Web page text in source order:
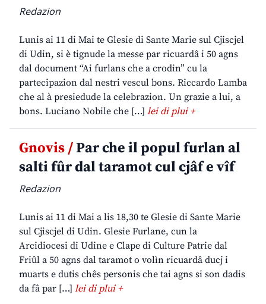
Redazion
Lunis ai 11 di Mai te Glesie di Sante Marie sul Cjiscjel
di Udin, si è tignude la messe par ricuardâ i 50 agns
dal document “Ai furlans che a crodin” cu la
partecipazion dal nestri vescul bons. Riccardo Lamba
che al à presiedude la celebrazion. Un grazie a lui, a
bons. Luciano Nobile che […] lei di plui +
Gnovis /Par che il popul furlan al
salti fûr dal taramot cul cjâf e vîf
Redazion
Lunis ai 11 di Mai a lis 18,30 te Glesie di Sante Marie
sul Cjiscjel di Udin. Glesie Furlane, cun la
Arcidiocesi di Udine e Clape di Culture Patrie dal
Friûl a 50 agns dal taramot o volìn ricuardâ ducj i
muarts e dutis chês personis che tai agns si son dadis
da fâ par […] lei di plui +